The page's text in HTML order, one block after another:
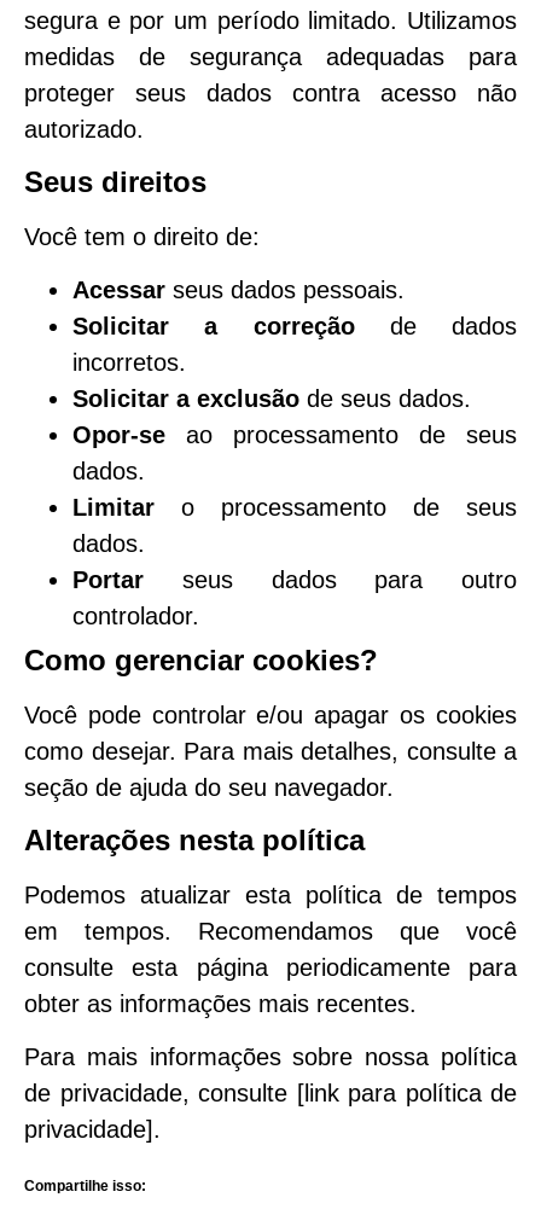
segura e por um período limitado. Utilizamos
medidas de segurança adequadas para
proteger seus dados contra acesso não
autorizado.
Seus direitos
Você tem o direito de:
Acessar seus dados pessoais.
Solicitar a correçãode dados
incorretos.
Solicitar a exclusão de seus dados.
Opor-se ao processamento de seus
dados.
Limitar o processamento de seus
dados.
Portar seus dados para outro
controlador.
Como gerenciar cookies?
Você pode controlar e/ou apagar os cookies
como desejar. Para mais detalhes, consulte a
seção de ajuda do seu navegador.
Alterações nesta política
Podemos atualizar esta política de tempos
em tempos. Recomendamos que você
consulte esta página periodicamente para
obter as informações mais recentes.
Para mais informações sobre nossa política
de privacidade, consulte [link para política de
privacidade].
Compartilhe isso: